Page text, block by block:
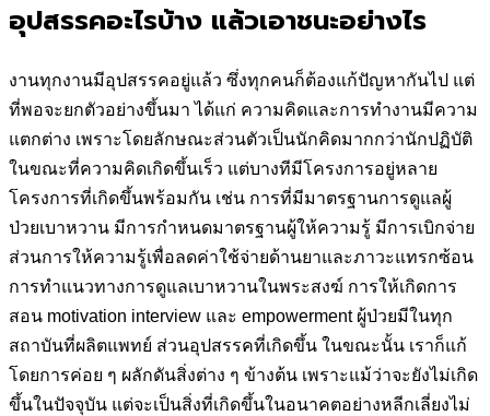
อุปสรรคอะไรบ้าง แล้วเอาชนะอย่างไร
งานทุกงานมีอุปสรรคอยู่แล้ว ซึ่งทุกคนก็ต้องแก้ปัญหากันไป แต่
ที่พอจะยกตัวอย่างขึ้นมา ได้แก่ ความคิดและการทำงานมีความ
แตกต่าง เพราะโดยลักษณะส่วนตัวเป็นนักคิดมากกว่านักปฏิบัติ
ในขณะที่ความคิดเกิดขึ้นเร็ว แต่บางทีมีโครงการอยู่หลาย
โครงการที่เกิดขึ้นพร้อมกัน เช่น การที่มีมาตรฐานการดูแลผู้
ป่วยเบาหวาน มีการกำหนดมาตรฐานผู้ให้ความรู้ มีการเบิกจ่าย
ส่วนการให้ความรู้เพื่อลดค่าใช้จ่ายด้านยาและภาวะแทรกซ้อน
การทำแนวทางการดูแลเบาหวานในพระสงฆ์ การให้เกิดการ
สอน motivation interview และ empowerment ผู้ป่วยมีในทุก
สถาบันที่ผลิตแพทย์ ส่วนอุปสรรคที่เกิดขึ้น ในขณะนั้น เราก็แก้
โดยการค่อย ๆ ผลักดันสิ่งต่าง ๆ ข้างต้น เพราะแม้ว่าจะยังไม่เกิด
ขึ้นในปัจจุบัน แต่จะเป็นสิ่งที่เกิดขึ้นในอนาคตอย่างหลีกเลี่ยงไม่